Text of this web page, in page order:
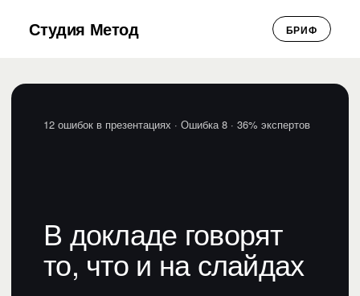
Студия Метод БРИФ
12 ошибок в презентациях · Ошибка 8 · 36% экспертов
В докладе говорят
то, что и на слайдах